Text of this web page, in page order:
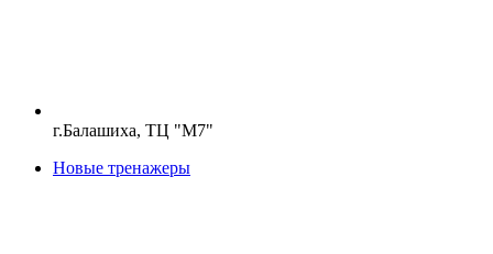
г.Балашиха, ТЦ "М7"
Новые тренажеры